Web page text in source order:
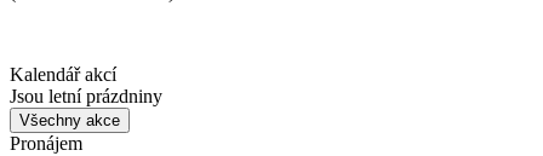
Kalendář akcí
Jsou letní prázdniny
Všechny akce
Pronájem